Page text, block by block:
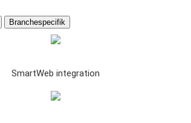
Branchespecifik
SmartWeb integration